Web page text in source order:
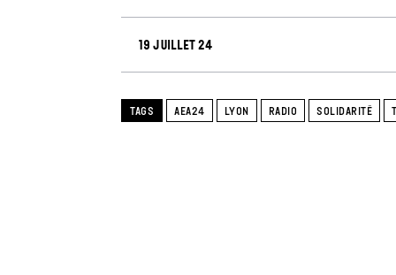
19 juillet 24
TAGS AEA24 LYON RADIO SOLIDARITÉ